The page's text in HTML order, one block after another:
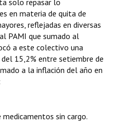
solo repasar lo
en materia de quita de
reflejadas en diversas
PAMI que sumado al
a este colectivo una
15,2% entre setiembre de
a la inflación del año en
sin cargo.